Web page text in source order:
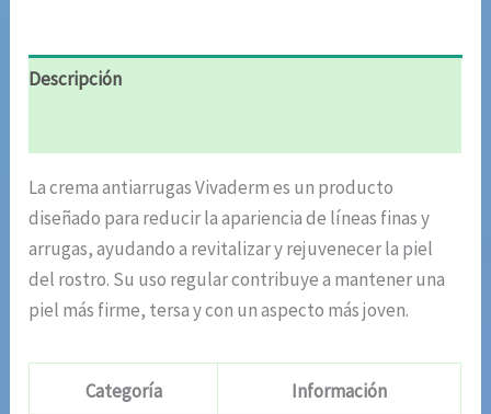
Descripción
La crema antiarrugas Vivaderm es un producto
diseñado para reducir la apariencia de líneas finas y
arrugas, ayudando a revitalizar y rejuvenecer la piel
del rostro. Su uso regular contribuye a mantener una
piel más firme, tersa y con un aspecto más joven.
Categoría Información